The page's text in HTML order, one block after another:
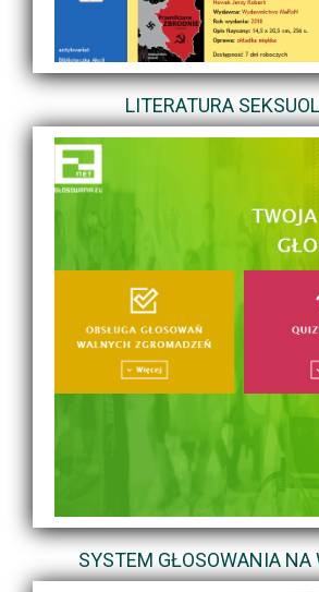
LITERATURA
SYSTEM GŁOSOWANIA NA